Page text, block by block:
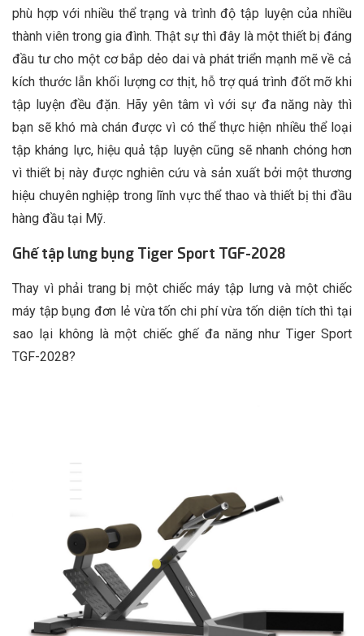
phù hợp với nhiều thể trạng và trình độ tập luyện của nhiều
thành viên trong gia đình. Thật sự thì đây là một thiết bị đáng
đầu tư cho một cơ bắp dẻo dai và phát triển mạnh mẽ về cả
kích thước lẫn khối lượng cơ thịt, hỗ trợ quá trình đốt mỡ khi
tập luyện đều đặn. Hãy yên tâm vì với sự đa năng này thì
bạn sẽ khó mà chán được vì có thể thực hiện nhiều thể loại
tập kháng lực, hiệu quả tập luyện cũng sẽ nhanh chóng hơn
vì thiết bị này được nghiên cứu và sản xuất bởi một thương
hiệu chuyên nghiệp trong lĩnh vực thể thao và thiết bị thi đầu
hàng đầu tại Mỹ.
Ghế tập lưng bụng Tiger Sport TGF-2028
Thay vì phải trang bị một chiếc máy tập lưng và một chiếc
máy tập bụng đơn lẻ vừa tốn chi phí vừa tốn diện tích thì tại
sao lại không là một chiếc ghế đa năng như Tiger Sport
TGF-2028?